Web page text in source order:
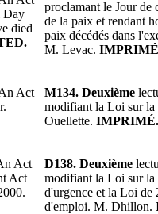
Day
died
proclamant le Jour de
de la paix et rendant
paix décédés dans
M. Levac.
Act
M134. Deuxième
modifiant la Loi sur la
Ouellette. IMPRIMÉ.
Act
Act
D138. Deuxième
modifiant la Loi sur la
d'urgence et la Loi de
d'emploi. M. Dhillon.